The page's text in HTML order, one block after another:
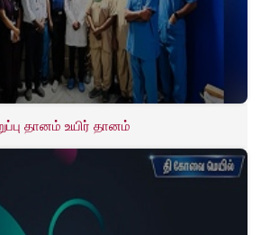
தானம் உயிர் தானம்